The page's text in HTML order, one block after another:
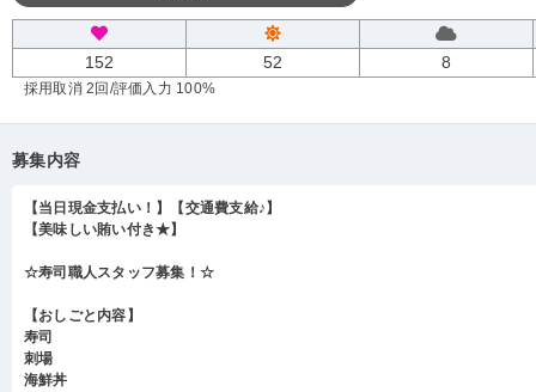
152 52 8
採用取消 2回 /評価入力 100%
募集内容
【当日現金支払い！】【交通費支給♪】
【美味しい賄い付き★】
☆寿司職人スタッフ募集！☆
【おしごと内容】
寿司
刺場
海鮮丼